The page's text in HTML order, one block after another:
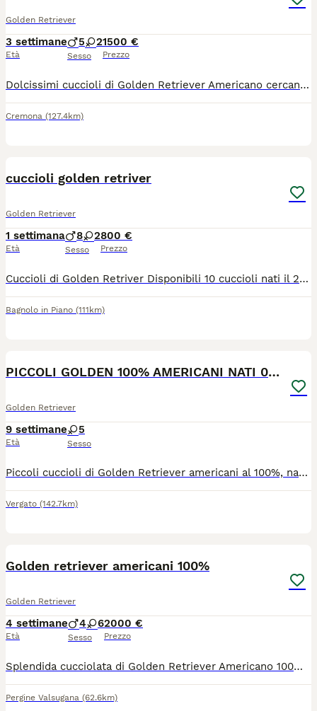
Golden Retriever
3 settimane
Età
5 2
Sesso
1500 €
Prezzo
Dolcissimi cuccioli di Golden Retriever Americano cercano casa a partire da agosto, i cagnolini verranno ceduti muniti di microchip, vaccinazione, sverminazione, libretto sanitario e pedigree enci! Se interessati contattateci su whatsapp o via telefonica al numero 3292398620
Cremona (127.4km)
cuccioli golden retriver
Golden Retriever
1 settimana
Età
8 2
Sesso
800 €
Prezzo
Cuccioli di Golden Retriver Disponibili 10 cuccioli nati il 27/05/2026. 8 maschi e 2 femmine Genitori visibili, cresciuti in ambiente familiare e a contatto con persone e altri animali. I cuccioli verranno ceduti con: Microchip, Libretto sanitario, Sverminazioni effettuate, Vaccinazioni previste per l'età. Cuccioli senza PEDIGREE. Disponibili dopo il compimento dei 60 giorni di età. Per informazioni e prenotazioni : 3466060515 Bagnolo In Piano, Reggio Emilia.
Bagnolo in Piano (111km)
PICCOLI GOLDEN 100% AMERICANI NATI 03/06/26
Golden Retriever
9 settimane
Età
5
Sesso
Piccoli cuccioli di Golden Retriever americani al 100%, nati il 03 giugno 2026, saranno disponibili a raggiungere le vostre case a metà agosto. I cuccioli verranno consegnati con doppia sverminazione, microchip, certificato di buona salute, librettino sanitario, iscrizione ENCI (pedigree arriva direttamente a casa da Enci), passaggio di proprietà e certificazioni di entrambe i genitori. Alla consegna vi verrà offerto un kit omaggio, inoltre siamo sempre disponibili per consigli nel post vendita; chat whatsapp per la crescita di tutta la cucciolata per confrontarsi e condividere le esperienze del cucciolo.
Vergato (142.7km)
Golden retriever americani 100%
Golden Retriever
4 settimane
Età
4 6
Sesso
2000 €
Prezzo
Splendida cucciolata di Golden Retriever Americano 100%, frutto di un'attenta e rigorosa selezione volta a garantire salute, bellezza ed equilibrio caratteriale. I genitori sono entrambi: Esenti da displasia di anche e gomiti con certificazioni ufficiali Sottoposti ai principali test genetici di razza Con DNA depositato e pedigree accuratamente selezionati I cuccioli cresceranno in ambiente familiare, con amore, cure e la massima attenzione alla socializzazione fin dai primi giorni di vita. Per informazioni, disponibilità e per conoscere meglio questa splendida cucciolata, non esitate a contattarci. Un'occasione speciale per accogliere nella vostra famiglia un compagno fedele, dolce e straordinario.
Pergine Valsugana (62.6km)